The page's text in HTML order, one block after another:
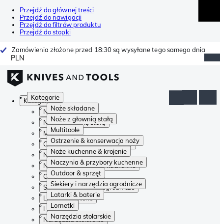
Przejdź do głównej treści
Przejdź do nawigacji
Przejdź do filtrów produktu
Przejdź do stopki
Zamówienia złożone przed 18:30 są wysyłane tego samego dnia
PLN
Kategorie
Noże składane
Noże z głownią stałą
Multitoole
Ostrzenie & konserwacja noży
Noże kuchenne & krojenie
Naczynia & przybory kuchenne
Outdoor & sprzęt
Siekiery i narzędzia ogrodnicze
Latarki & baterie
Lornetki
Narzędzia stolarskie
Kategorie
Noże składane
Noże z głownią stałą
Multitoole
Ostrzenie & konserwacja noży
Noże kuchenne & krojenie
Naczynia & przybory kuchenne
Outdoor & sprzęt
Siekiery i narzędzia ogrodnicze
Latarki & baterie
Lornetki
Narzędzia stolarskie